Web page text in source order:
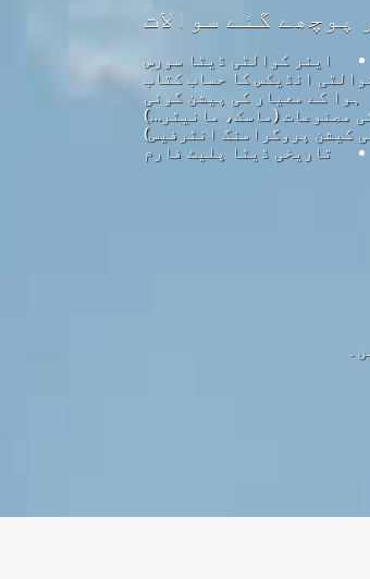
پوچھے گئے سوالات
ایئر کوالٹی ڈیٹا سورس
انڈیکس کا حساب کتاب
ہوا کے معیار کی پیشن گوئی
مصنوعات (ماسک، مانیٹر…)
تاریخی ڈیٹا پلیٹ فارم